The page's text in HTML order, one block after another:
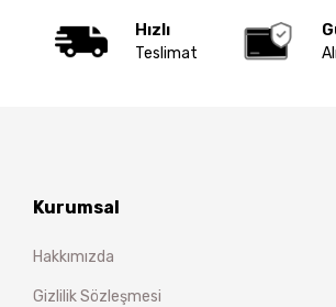
Hızlı
Teslimat
Kurumsal
Hakkımızda
Gizlilik Sözleşmesi